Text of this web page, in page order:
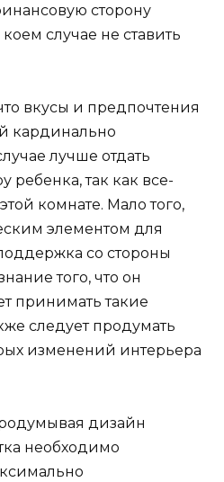
сторону
случае не ставить
вкусы и предпочтения
кардинально
лучше отдать
ребенка, так как все-
комнате. Мало того,
элементом для
со стороны
того, что он
принимать такие
следует продумать
изменений интерьера
дизайн
необходимо